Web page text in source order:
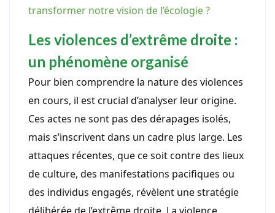
transformer notre vision de l’écologie ?
Les violences d’extrême droite :
un phénomène organisé
Pour bien comprendre la nature des violences
en cours, il est crucial d’analyser leur origine.
Ces actes ne sont pas des dérapages isolés,
mais s’inscrivent dans un cadre plus large. Les
attaques récentes, que ce soit contre des lieux
de culture, des manifestations pacifiques ou
des individus engagés, révèlent une stratégie